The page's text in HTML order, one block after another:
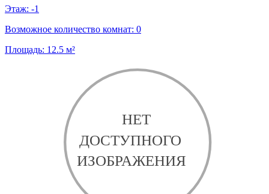
Этаж: -1
Возможное количество комнат: 0
Площадь: 12.5 м²